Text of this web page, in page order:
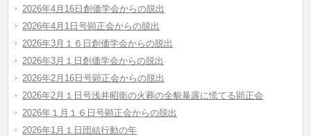
2026年4月16日創価学会からの脱出
2026年4月1日号顕正会からの脱出
2026年3月１６日創価学会からの脱出
2026年3月１日創価学会からの脱出
2026年2月16日号顕正会からの脱出
2026年2月１日号浅井昭衛の火葬の全貌暴露に慌てる顕正会
2026年１月１６日号顕正会からの脱出
2026年1月１日団結行動の年